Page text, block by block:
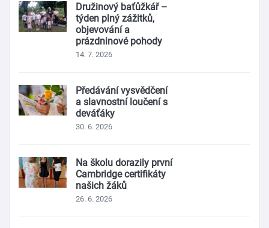
Družinový baťůžkář –
týden plný zážitků,
objevování a
prázdninové pohody
14. 7. 2026
Předávání vysvědčení
a slavnostní loučení s
deváťáky
30. 6. 2026
Na školu dorazily první
Cambridge certifikáty
našich žáků
26. 6. 2026